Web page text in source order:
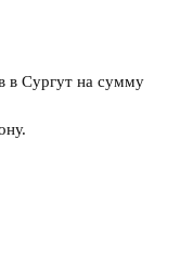
в Сургут на сумму